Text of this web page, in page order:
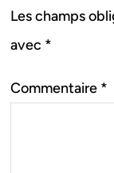
Les champs
avec *
Commentaire *